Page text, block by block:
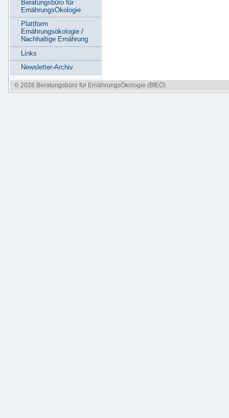
Beratungsbüro für
ErnährungsÖkologie
Plattform
Ernährungsökologie /
Nachhaltige Ernährung
Links
Newsletter-Archiv
© 2026 Beratungsbüro für ErnährungsÖkologie (BfEÖ)